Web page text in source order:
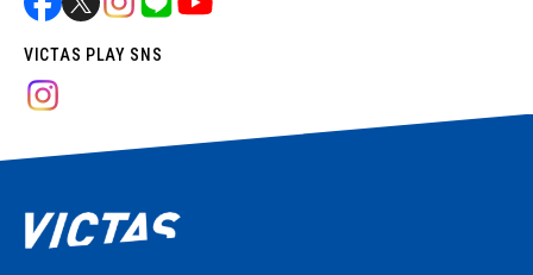
VICTAS PLAY SNS